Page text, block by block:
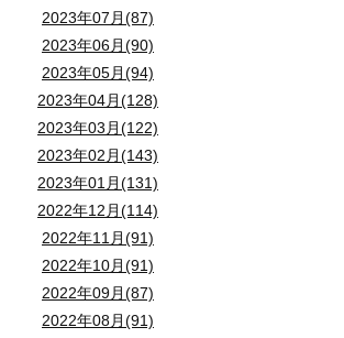
2023年07月(87)
2023年06月(90)
2023年05月(94)
2023年04月(128)
2023年03月(122)
2023年02月(143)
2023年01月(131)
2022年12月(114)
2022年11月(91)
2022年10月(91)
2022年09月(87)
2022年08月(91)